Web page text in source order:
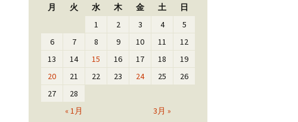
月
火 水 木 金 土 日
« 1月 3月 »
1 2 3 4
5
6
7 8 9 10 11
12
13
14 15 16 17 18
19
20
21 22 23 24 25
26
27
28